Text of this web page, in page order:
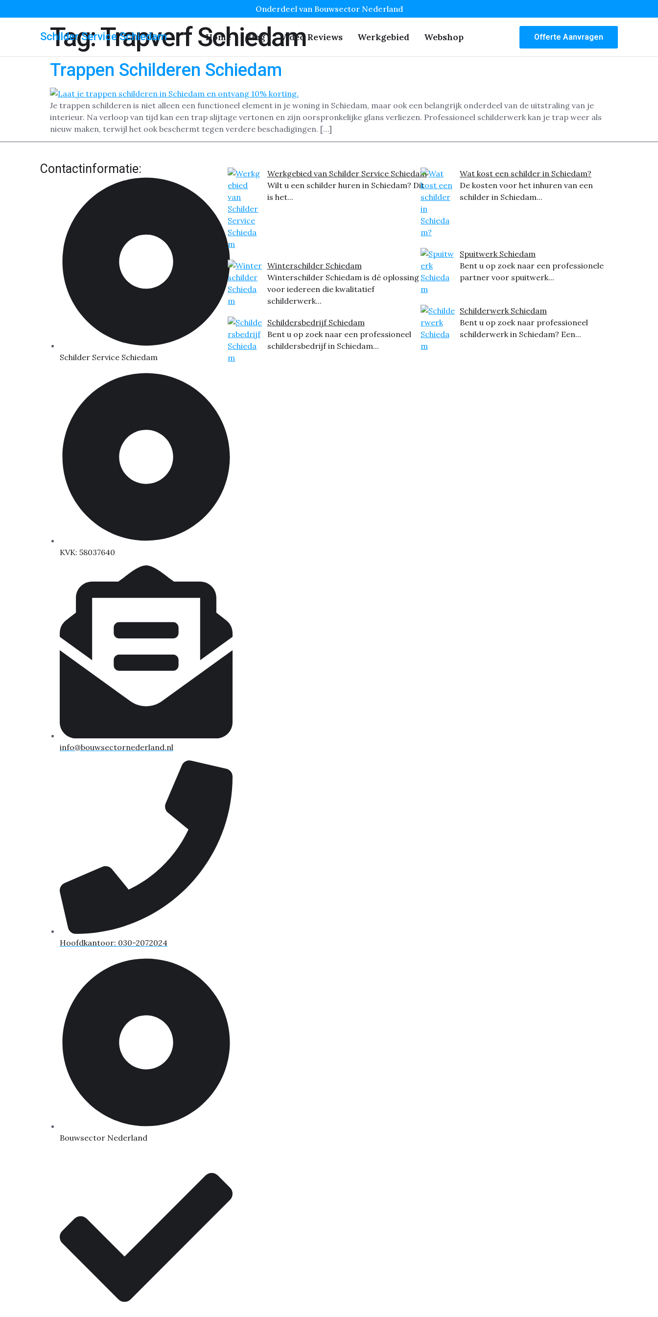
Onderdeel van Bouwsector Nederland
Schilder Service Schiedam Home Blog Video Reviews Werkgebied Webshop Offerte Aanvragen
Tag:Trapverf Schiedam
Trappen Schilderen Schiedam
Je trappen schilderen is niet alleen een functioneel element in je woning in Schiedam, maar ook een belangrijk onderdeel van de uitstraling van je
interieur. Na verloop van tijd kan een trap slijtage vertonen en zijn oorspronkelijke glans verliezen. Professioneel schilderwerk kan je trap weer als
nieuw maken, terwijl het ook beschermt tegen verdere beschadigingen. […]
Contactinformatie:
Schilder Service Schiedam
KVK: 58037640
info@bouwsectornederland.nl
Hoofdkantoor: 030-2072024
Bouwsector Nederland
Werkgebied van Schilder Service Schiedam
Wilt u een schilder huren in Schiedam? Dit
is het...
Winterschilder Schiedam
Winterschilder Schiedam is dé oplossing
voor iedereen die kwalitatief
schilderwerk...
Schildersbedrijf Schiedam
Bent u op zoek naar een professioneel
schildersbedrijf in Schiedam...
Wat kost een schilder in Schiedam?
De kosten voor het inhuren van een
schilder in Schiedam...
Spuitwerk Schiedam
Bent u op zoek naar een professionele
partner voor spuitwerk...
Schilderwerk Schiedam
Bent u op zoek naar professioneel
schilderwerk in Schiedam? Een...